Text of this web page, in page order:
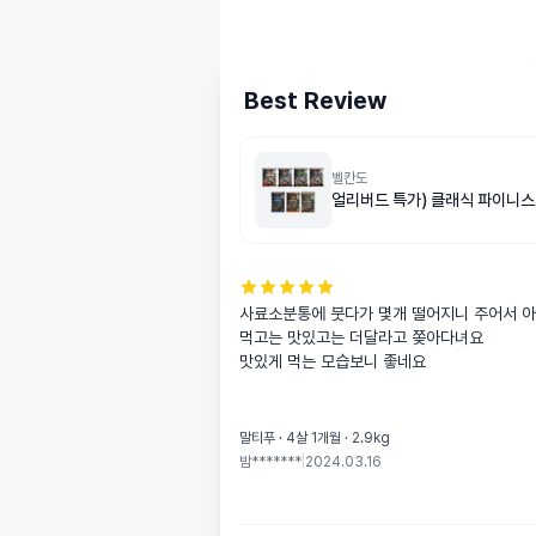
Best Review
벨칸도
얼리버드 특가) 클래식 파이니
사료소분통에 붓다가 몇개 떨어지니 주어서
먹고는 맛있고는 더달라고 쫒아다녀요
맛있게 먹는 모습보니 좋네요
말티푸 · 4살 1개월 · 2.9kg
밤******* 2024.03.16